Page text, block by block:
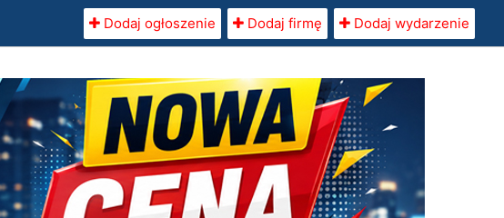
Dodaj ogłoszenie Dodaj firmę Dodaj wydarzenie